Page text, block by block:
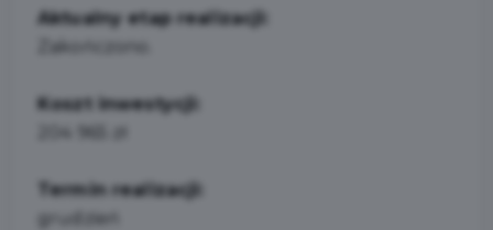
Aktualny etap realizacji:
Zakończono.
Koszt inwestycji:
Termin realizacji:
grudzień